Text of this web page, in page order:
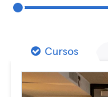
Cursos